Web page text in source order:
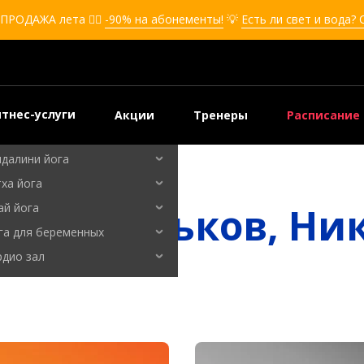
лета ❤️‍🔥 -90% на абонементы! 💡 Есть ли свет и
услуги
для девушек
для детей
для девушек
для детей
йога
йога
йога
для беременных
зал
Акции Тренеры Расписание
Харьков,